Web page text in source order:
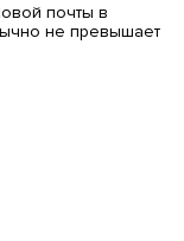
почты в
не превышает